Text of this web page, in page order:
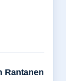
Rantanen